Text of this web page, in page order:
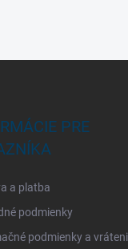
PRE
a platba
podmienky
podmienky a